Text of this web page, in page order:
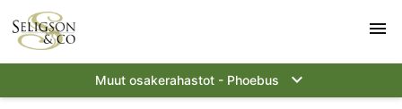
menu
Muut osakerahastot - Phoebus keyboard_arrow_down